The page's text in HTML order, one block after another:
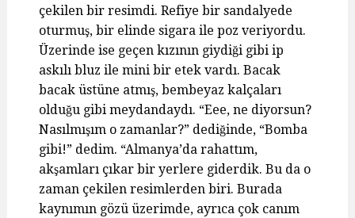
çekilen bir resimdi. Refiye bir sandalyede
oturmuş, bir elinde sigara ile poz veriyordu.
Üzerinde ise geçen kızının giydiği gibi ip
askılı bluz ile mini bir etek vardı. Bacak
bacak üstüne atmış, bembeyaz kalçaları
olduğu gibi meydandaydı. “Eee, ne diyorsun?
Nasılmışım o zamanlar?” dediğinde, “Bomba
gibi!” dedim. “Almanya’da rahattım,
akşamları çıkar bir yerlere giderdik. Bu da o
zaman çekilen resimlerden biri. Burada
kaynımın gözü üzerimde, ayrıca çok canım